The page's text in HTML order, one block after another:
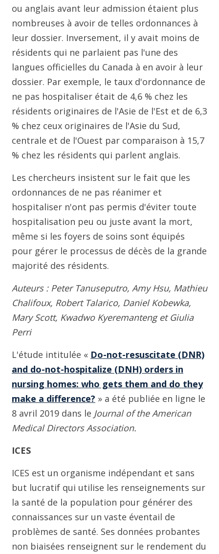
ou anglais avant leur admission étaient plus
nombreuses à avoir de telles ordonnances à
leur dossier. Inversement, il y avait moins de
résidents qui ne parlaient pas l'une des
langues officielles du Canada à en avoir à leur
dossier. Par exemple, le taux d'ordonnance de
ne pas hospitaliser était de 4,6 % chez les
résidents originaires de l'Asie de l'Est et de 6,3
% chez ceux originaires de l'Asie du Sud,
centrale et de l'Ouest par comparaison à 15,7
% chez les résidents qui parlent anglais.
Les chercheurs insistent sur le fait que les
ordonnances de ne pas réanimer et
hospitaliser n'ont pas permis d'éviter toute
hospitalisation peu ou juste avant la mort,
même si les foyers de soins sont équipés
pour gérer le processus de décès de la grande
majorité des résidents.
Auteurs : Peter Tanuseputro, Amy Hsu, Mathieu
Chalifoux, Robert Talarico, Daniel Kobewka,
Mary Scott, Kwadwo Kyeremanteng et Giulia
Perri
L'étude intitulée « Do-not-resuscitate (DNR)
and do-not-hospitalize (DNH) orders in
nursing homes: who gets them and do they
make a difference? » a été publiée en ligne le
8 avril 2019 dans le Journal of the American
Medical Directors Association.
ICES
ICES est un organisme indépendant et sans
but lucratif qui utilise les renseignements sur
la santé de la population pour générer des
connaissances sur un vaste éventail de
problèmes de santé. Ses données probantes
non biaisées renseignent sur le rendement du